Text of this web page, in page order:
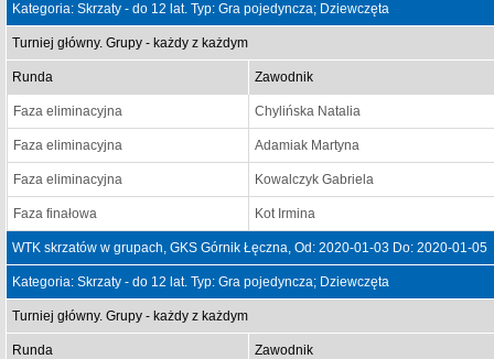
Kategoria: Skrzaty - do 12 lat. Typ: Gra pojedyncza; Dziewczęta
Turniej główny. Grupy - każdy z każdym
Runda Zawodnik
Faza eliminacyjna Chylińska Natalia
Faza eliminacyjna Adamiak Martyna
Faza eliminacyjna Kowalczyk Gabriela
Faza finałowa Kot Irmina
WTK skrzatów w grupach, GKS Górnik Łęczna, Od: 2020-01-03 Do: 2020-01-05
Kategoria: Skrzaty - do 12 lat. Typ: Gra pojedyncza; Dziewczęta
Turniej główny. Grupy - każdy z każdym
Runda Zawodnik